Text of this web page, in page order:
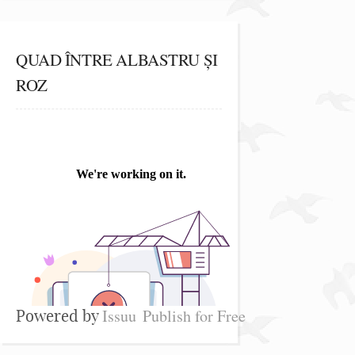
QUAD ÎNTRE ALBASTRU ȘI
ROZ
Powered byIssuu Publish for Free